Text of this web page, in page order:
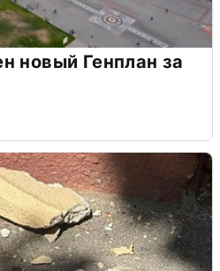
новый Генплан за